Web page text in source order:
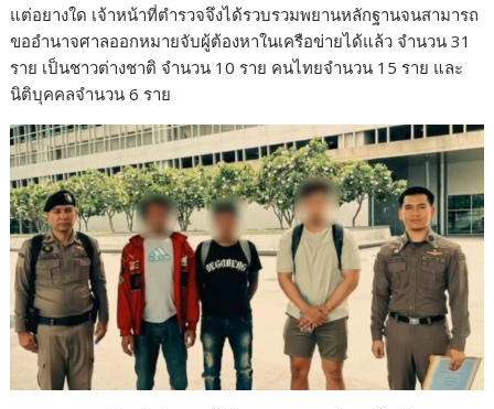
แต่อยางใด เจ้าหน้าที่ตำรวจจึงได้รวบรวมพยานหลักฐานจนสามารถ
ขออำนาจศาลออกหมายจับผู้ต้องหาในเครือข่ายได้แล้ว จำนวน 31
ราย เป็นชาวต่างชาติ จำนวน 10 ราย คนไทยจำนวน 15 ราย และ
นิติบุคคลจำนวน 6 ราย